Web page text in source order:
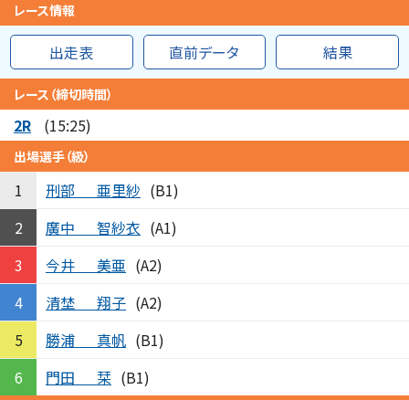
レース情報
出走表 直前データ 結果
レース（締切時間）
2R (15:25)
出場選手（級）
1 刑部 亜里紗 (B1)
2
廣中 智紗衣 (A1)
3
今井 美亜 (A2)
4
清埜 翔子 (A2)
5
勝浦 真帆 (B1)
6
門田 栞 (B1)